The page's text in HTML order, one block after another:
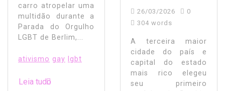
carro atropelar uma
multidão durante a
Parada do Orgulho
LGBT de Berlim,...
ativismo gay lgbt
Leia tudo
26/03/2026
0
304 words
A terceira maior
cidade do país e
capital do estado
mais rico elegeu
seu primeiro